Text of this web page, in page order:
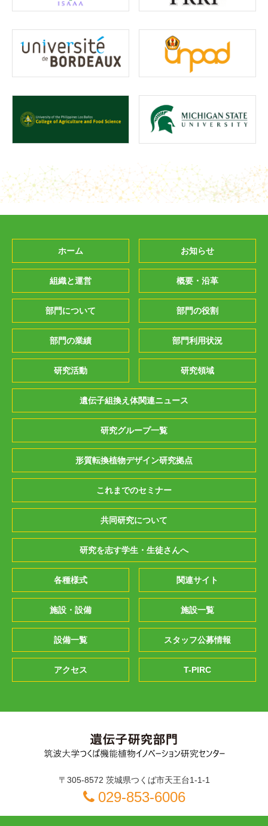
ホーム お知らせ
組織と運営 概要・沿革
部門について 部門の役割
部門の業績 部門利用状況
研究活動 研究領域
遺伝子組換え体関連ニュース
研究グループ一覧
形質転換植物デザイン研究拠点
これまでのセミナー
共同研究について
研究を志す学生・生徒さんへ
各種様式 関連サイト
施設・設備 施設一覧
設備一覧 スタッフ公募情報
アクセス T-PIRC
〒305-8572 茨城県つくば市天王台1-1-1
029-853-6006